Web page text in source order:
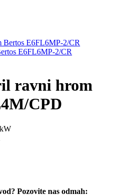
E6FL6MP-2/CR
ravni hrom
CPD
Pozovite nas odmah: